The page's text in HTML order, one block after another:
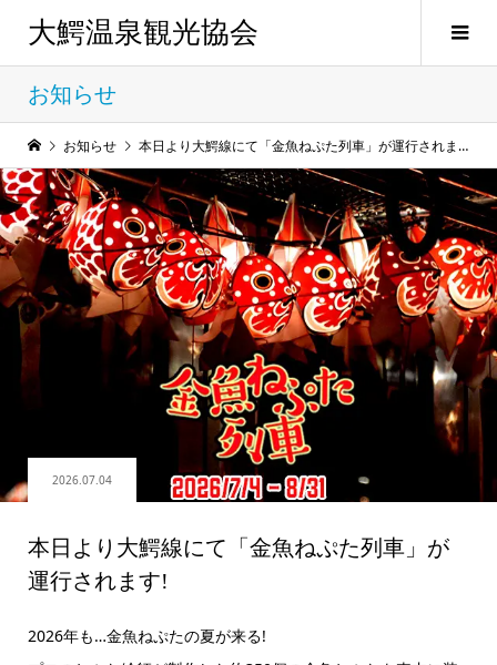
大鰐温泉観光協会
お知らせ
お知らせ 本日より大鰐線にて「金魚ねぷた列車」が運行されます!
2026.07.04
本日より大鰐線にて「金魚ねぷた列車」が
運行されます!
2026年も…金魚ねぷたの夏が来る!